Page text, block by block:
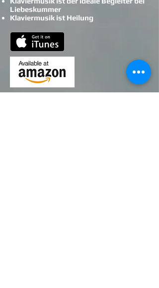
Liebeskummer
Klaviermusik ist Heilung